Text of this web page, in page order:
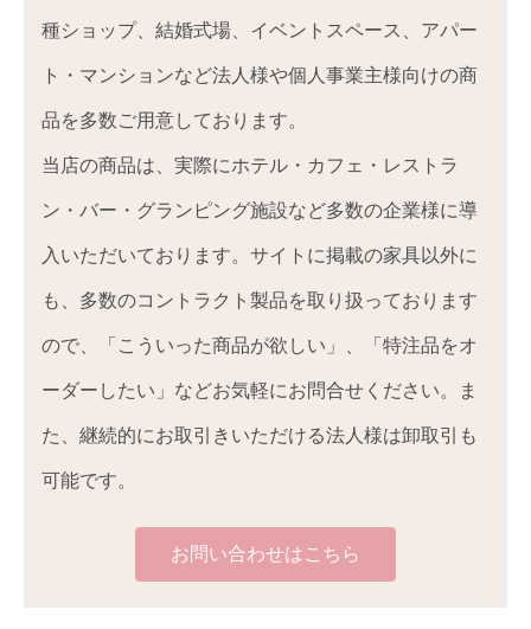
種ショップ、結婚式場、イベントスペース、アパー
ト・マンションなど法人様や個人事業主様向けの商
品を多数ご用意しております。
当店の商品は、実際にホテル・カフェ・レストラ
ン・バー・グランピング施設など多数の企業様に導
入いただいております。サイトに掲載の家具以外に
も、多数のコントラクト製品を取り扱っております
ので、「こういった商品が欲しい」、「特注品をオ
ーダーしたい」などお気軽にお問合せください。ま
た、継続的にお取引きいただける法人様は卸取引も
可能です。
お問い合わせはこちら